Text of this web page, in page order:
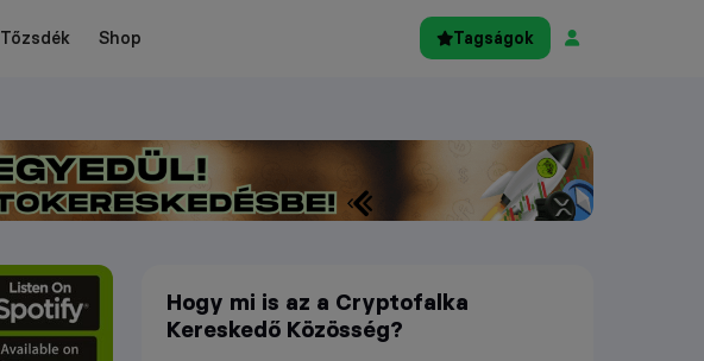
Tőzsdék Shop Tagságok
Hogy mi is az a Cryptofalka
Kereskedő Közösség?